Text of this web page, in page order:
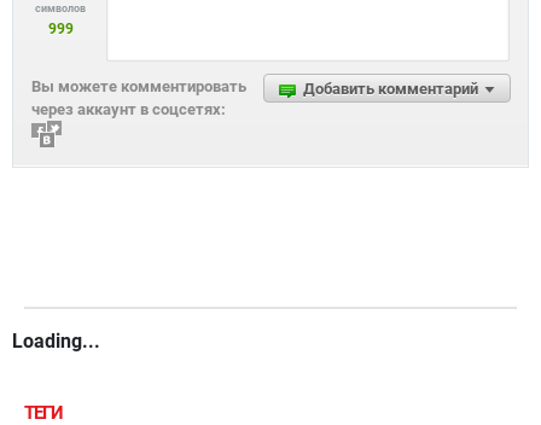
символов
999
Добавить комментарий
Вы можете комментировать
через аккаунт в соцсетях:
Loading...
ТЕГИ